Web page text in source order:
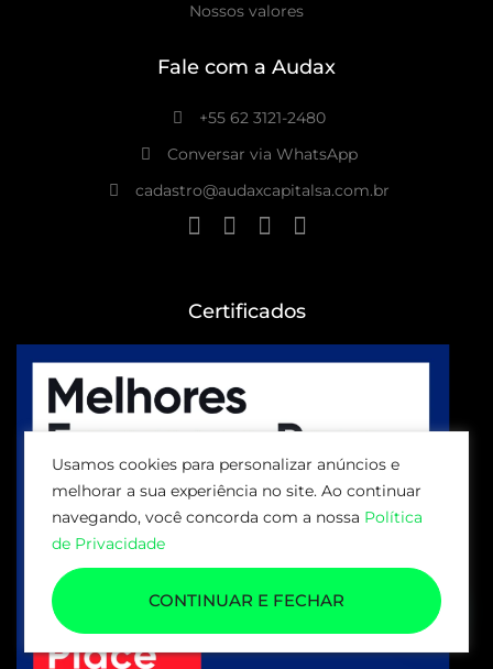
Usamos cookies para personalizar anúncios e
melhorar a sua experiência no site. Ao continuar
navegando, você concorda com a nossa Política
de Privacidade
CONTINUAR E FECHAR
Nossos valores
Fale com a Audax
+55 62 3121-2480
Conversar via WhatsApp
cadastro@audaxcapitalsa.com.br
Certificados